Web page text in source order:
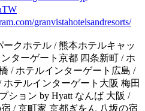
granvistahotelsandresorts/
クホテル / 熊本ホテルキャッ
ターゲート京都 四条新町 / ホ
/ ホテルインターゲート広島 /
テルインターゲート大阪 梅田
ション by Hyatt なんば 大阪 /
/ 京町家 京都ぎをん 八坂の宿